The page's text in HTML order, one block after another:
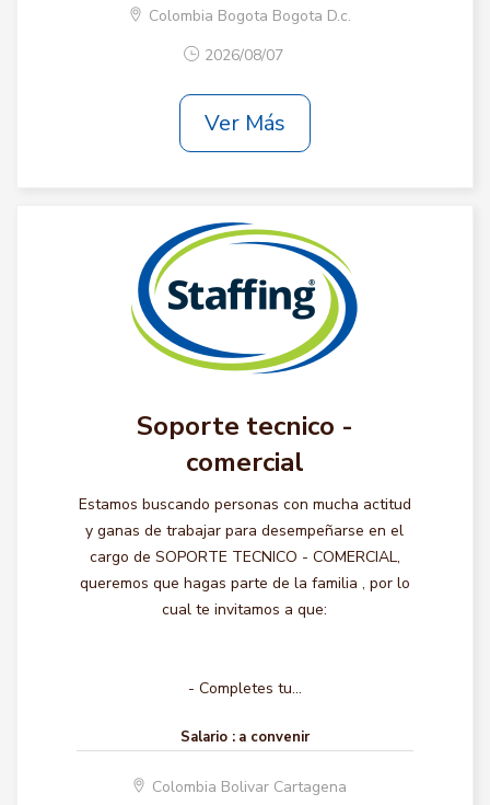
Colombia Bogota Bogota D.c.
2026/08/07
Ver Más
Soporte tecnico -
comercial
Estamos buscando personas con mucha actitud
y ganas de trabajar para desempeñarse en el
cargo de SOPORTE TECNICO - COMERCIAL,
queremos que hagas parte de la familia , por lo
cual te invitamos a que:
- Completes tu...
Salario : a convenir
Colombia Bolivar Cartagena